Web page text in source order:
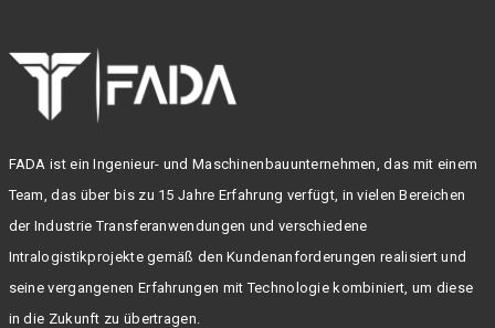
FADA ist ein Ingenieur- und Maschinenbauunternehmen, das mit einem
Team, das über bis zu 15 Jahre Erfahrung verfügt, in vielen Bereichen
der Industrie Transferanwendungen und verschiedene
Intralogistikprojekte gemäß den Kundenanforderungen realisiert und
seine vergangenen Erfahrungen mit Technologie kombiniert, um diese
in die Zukunft zu übertragen.